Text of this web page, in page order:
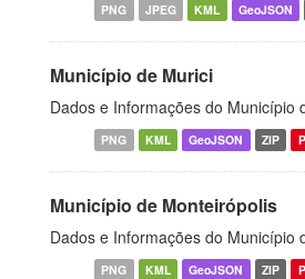
PNG JPEG KML GeoJSON
Município de Murici
Dados e Informações do Município
PNG KML GeoJSON ZIP
Município de Monteirópolis
Dados e Informações do Município
PNG KML GeoJSON ZIP